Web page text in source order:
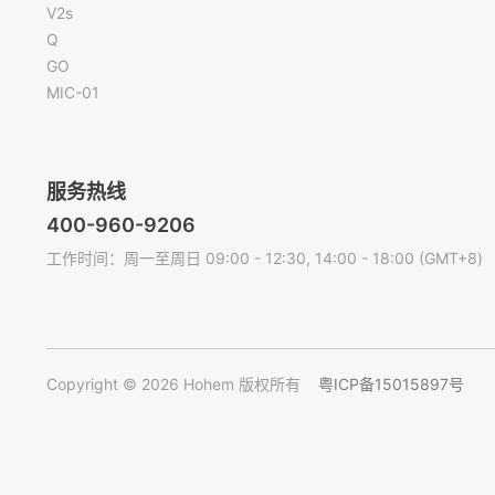
V2s
Q
GO
MIC-01
服务热线
400-960-9206
工作时间：周一至周日 09:00 - 12:30, 14:00 - 18:00 (GMT+8)
Copyright © 2026 Hohem 版权所有 粤ICP备15015897号